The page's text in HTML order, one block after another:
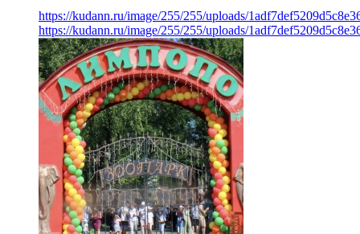
https://kudann.ru/image/255/255/uploads/
https://kudann.ru/image/255/255/uploads/